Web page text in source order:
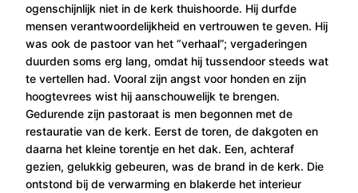
ogenschijnlijk niet in de kerk thuishoorde. Hij durfde
mensen verantwoordelijkheid en vertrouwen te geven. Hij
was ook de pastoor van het “verhaal”; vergaderingen
duurden soms erg lang, omdat hij tussendoor steeds wat
te vertellen had. Vooral zijn angst voor honden en zijn
hoogtevrees wist hij aanschouwelijk te brengen.
Gedurende zijn pastoraat is men begonnen met de
restauratie van de kerk. Eerst de toren, de dakgoten en
daarna het kleine torentje en het dak. Een, achteraf
gezien, gelukkig gebeuren, was de brand in de kerk. Die
ontstond bij de verwarming en blakerde het interieur